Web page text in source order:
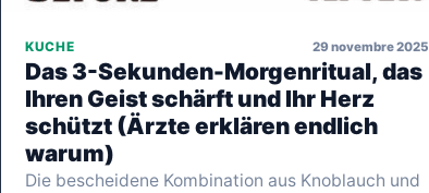
KUCHE 29 novembre 2025
Das 3-Sekunden-Morgenritual, das
Ihren Geist schärft und Ihr Herz
schützt (Ärzte erklären endlich
warum)
Die bescheidene Kombination aus Knoblauch und